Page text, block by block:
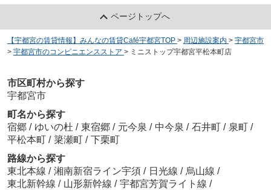
ページトップへ
【宇都宮の賃貸情報】みんなの賃貸Café宇都宮TOP > 周辺施設案内 > 宇都宮市
> 宇都宮市のコンビニエンスストア > ミニストップ宇都宮平松本町店
市区町村から探す
宇都宮市
町名から探す
宿郷 / ゆいの杜 / 東宿郷 / 元今泉 / 中今泉 / 石井町 / 泉町 /
平松本町 / 簗瀬町 / 下栗町
路線から探す
東北本線 / 湘南新宿ライン宇須 / 日光線 / 烏山線 /
東北新幹線 / 山形新幹線 / 宇都宮芳賀ライト線 /